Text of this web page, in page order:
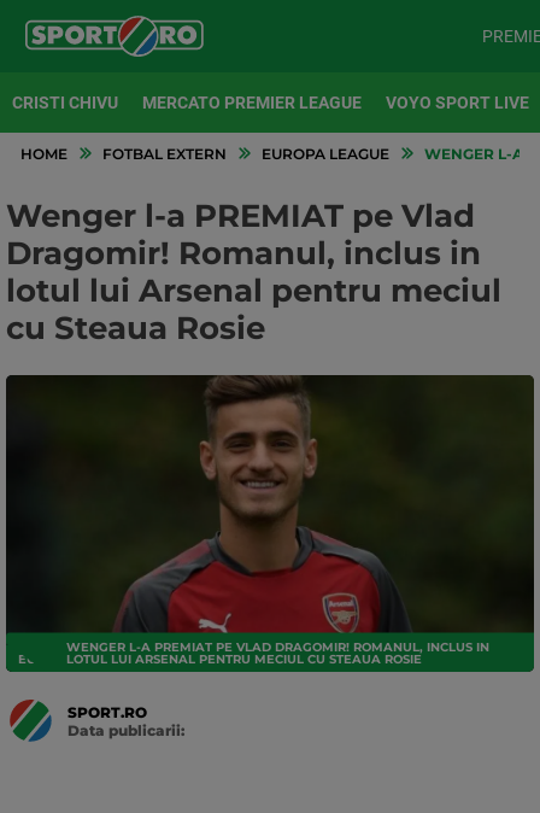
CRISTI CHIVU MERCATO PREMIER LEAGUE VOYO SPORT LIVE
HOME FOTBAL EXTERN EUROPA LEAGUE WENGER L-A
Wenger l-a PREMIAT pe Vlad
Dragomir! Romanul, inclus in
lotul lui Arsenal pentru meciul
cu Steaua Rosie
EUROPA LEAGUE
WENGER L-A PREMIAT PE VLAD DRAGOMIR! ROMANUL, INCLUS IN
LOTUL LUI ARSENAL PENTRU MECIUL CU STEAUA ROSIE
SPORT.RO
Data publicarii: